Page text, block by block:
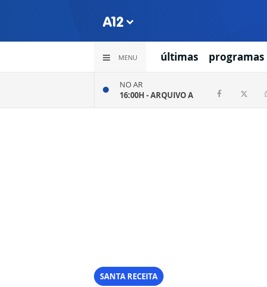
MENU últimas programas
NO AR
16:00H -ARQUIVO A
SANTA RECEITA